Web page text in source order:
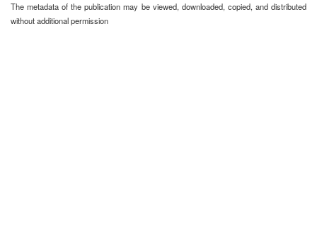
The metadata of the publication may be viewed, downloaded, copied, and distributed
without additional permission